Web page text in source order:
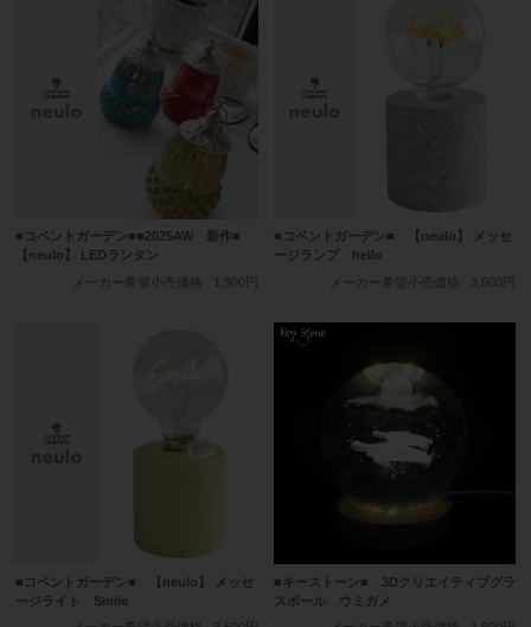
■コベントガーデン■■2025AW 新作■
【neulo】 LEDランタン
メーカー希望小売価格
1,900円
■コベントガーデン■ 【neulo】 メッセ
ージランプ hello
メーカー希望小売価格
3,600円
■コベントガーデン■ 【neulo】 メッセ
ージライト Smile
■キーストーン■ 3Dクリエイティブグラ
スボール ウミガメ